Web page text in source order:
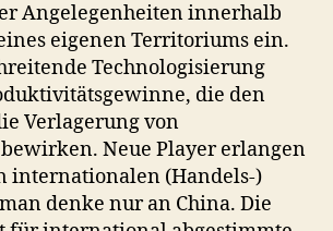
Angelegenheiten innerhalb
eigenen Territoriums ein.
Technologisierung
die den
Verlagerung von
Neue Player erlangen
internationalen (Handels-)
denke nur an China. Die